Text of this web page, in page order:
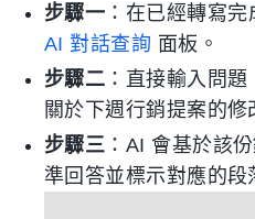
步驟一 ：在已經轉寫
AI 對話查詢 面板。
步驟二 ：直接輸入問
關於下週行銷提案的修
步驟三 ：AI 會基於該
準回答並標示對應的段